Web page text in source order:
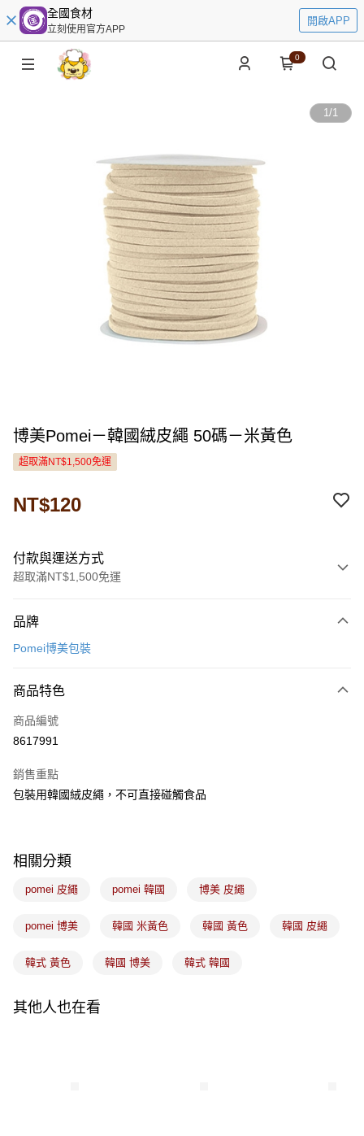
全國食材
立刻使用官方APP
開啟APP
0
1/1
博美Pomei－韓國絨皮繩 50碼－米黃色
超取滿NT$1,500免運
NT$120
付款與運送方式
超取滿NT$1,500免運
信用卡一次付款
Apple Pay
悠遊付
全盈+PAY
運送方式
常溫宅配-(限重20kg以下)
免運費
品牌
Pomei博美包裝
商品特色
商品編號
8617991
銷售重點
包裝用韓國絨皮繩，不可直接碰觸食品
相關分類
pomei 皮繩 pomei 韓國 博美 皮繩
pomei 博美 韓國 米黃色 韓國 黃色 韓國 皮繩
韓式 黃色 韓國 博美 韓式 韓國
其他人也在看